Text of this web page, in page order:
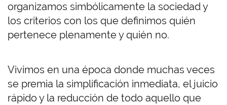
organizamos simbólicamente la sociedad y
los criterios con los que definimos quién
pertenece plenamente y quién no.
Vivimos en una época donde muchas veces
se premia la simplificación inmediata, el juicio
rápido y la reducción de todo aquello que